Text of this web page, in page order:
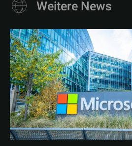
Weitere News